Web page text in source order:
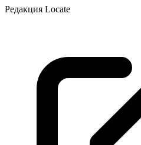
Редакция Locate